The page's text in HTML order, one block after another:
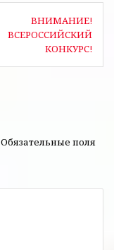
ВНИМАНИЕ!
ВСЕРОССИЙСКИЙ
КОНКУРС!
Обязательные поля